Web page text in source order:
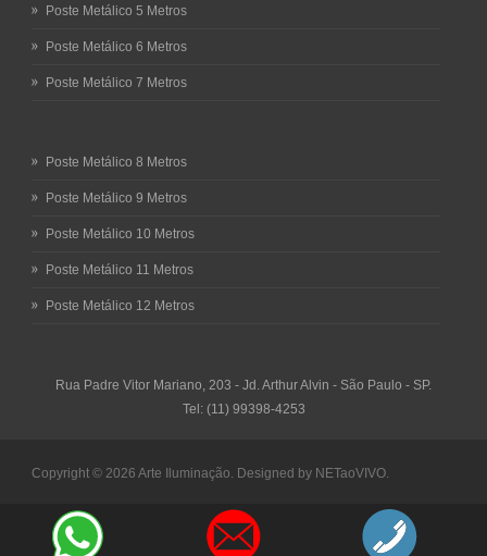
Poste Metálico 5 Metros
Poste Metálico 6 Metros
Poste Metálico 7 Metros
Poste Metálico 8 Metros
Poste Metálico 9 Metros
Poste Metálico 10 Metros
Poste Metálico 11 Metros
Poste Metálico 12 Metros
Rua Padre Vitor Mariano, 203 - Jd. Arthur Alvin - São Paulo - SP.
Tel: (11) 99398-4253
Copyright © 2026 Arte Iluminação. Designed by NETaoVIVO.